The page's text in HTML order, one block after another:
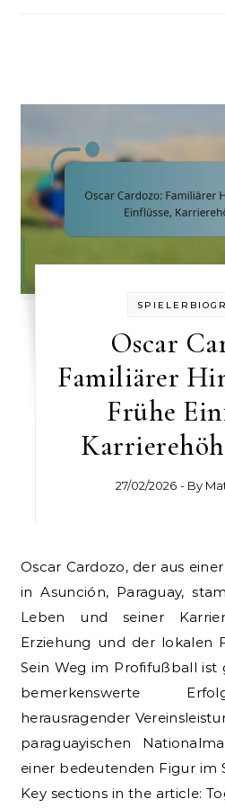
Oscar
Familiärer
Frühe
27/02/2026 - By
Oscar Cardozo, der aus einer bescheidenen Familie
in Asunción, Paraguay,
Leben und seiner
Erziehung und der lokalen
Sein Weg im Profifußball ist
bemerkenswerte
herausragender
paraguayischen
einer bedeutenden Figur im
Key sections in the article: